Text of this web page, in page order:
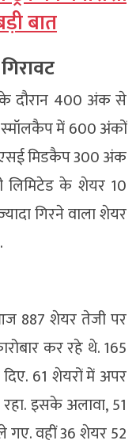
बात
गिरावट
दौरान 400 अंक से
स्‍मॉलकैप में 600 अंकों
मिडकैप 300 अंक
लिमिटेड के शेयर 10
गिरने वाला शेयर
887 शेयर तेजी पर
कर रहे थे. 165
61 शेयरों में अपर
इसके अलावा, 51
वहीं 36 शेयर 52